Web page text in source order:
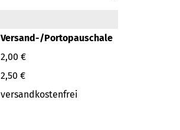
Versand-/Portopauschale
2,00 €
2,50 €
versandkostenfrei